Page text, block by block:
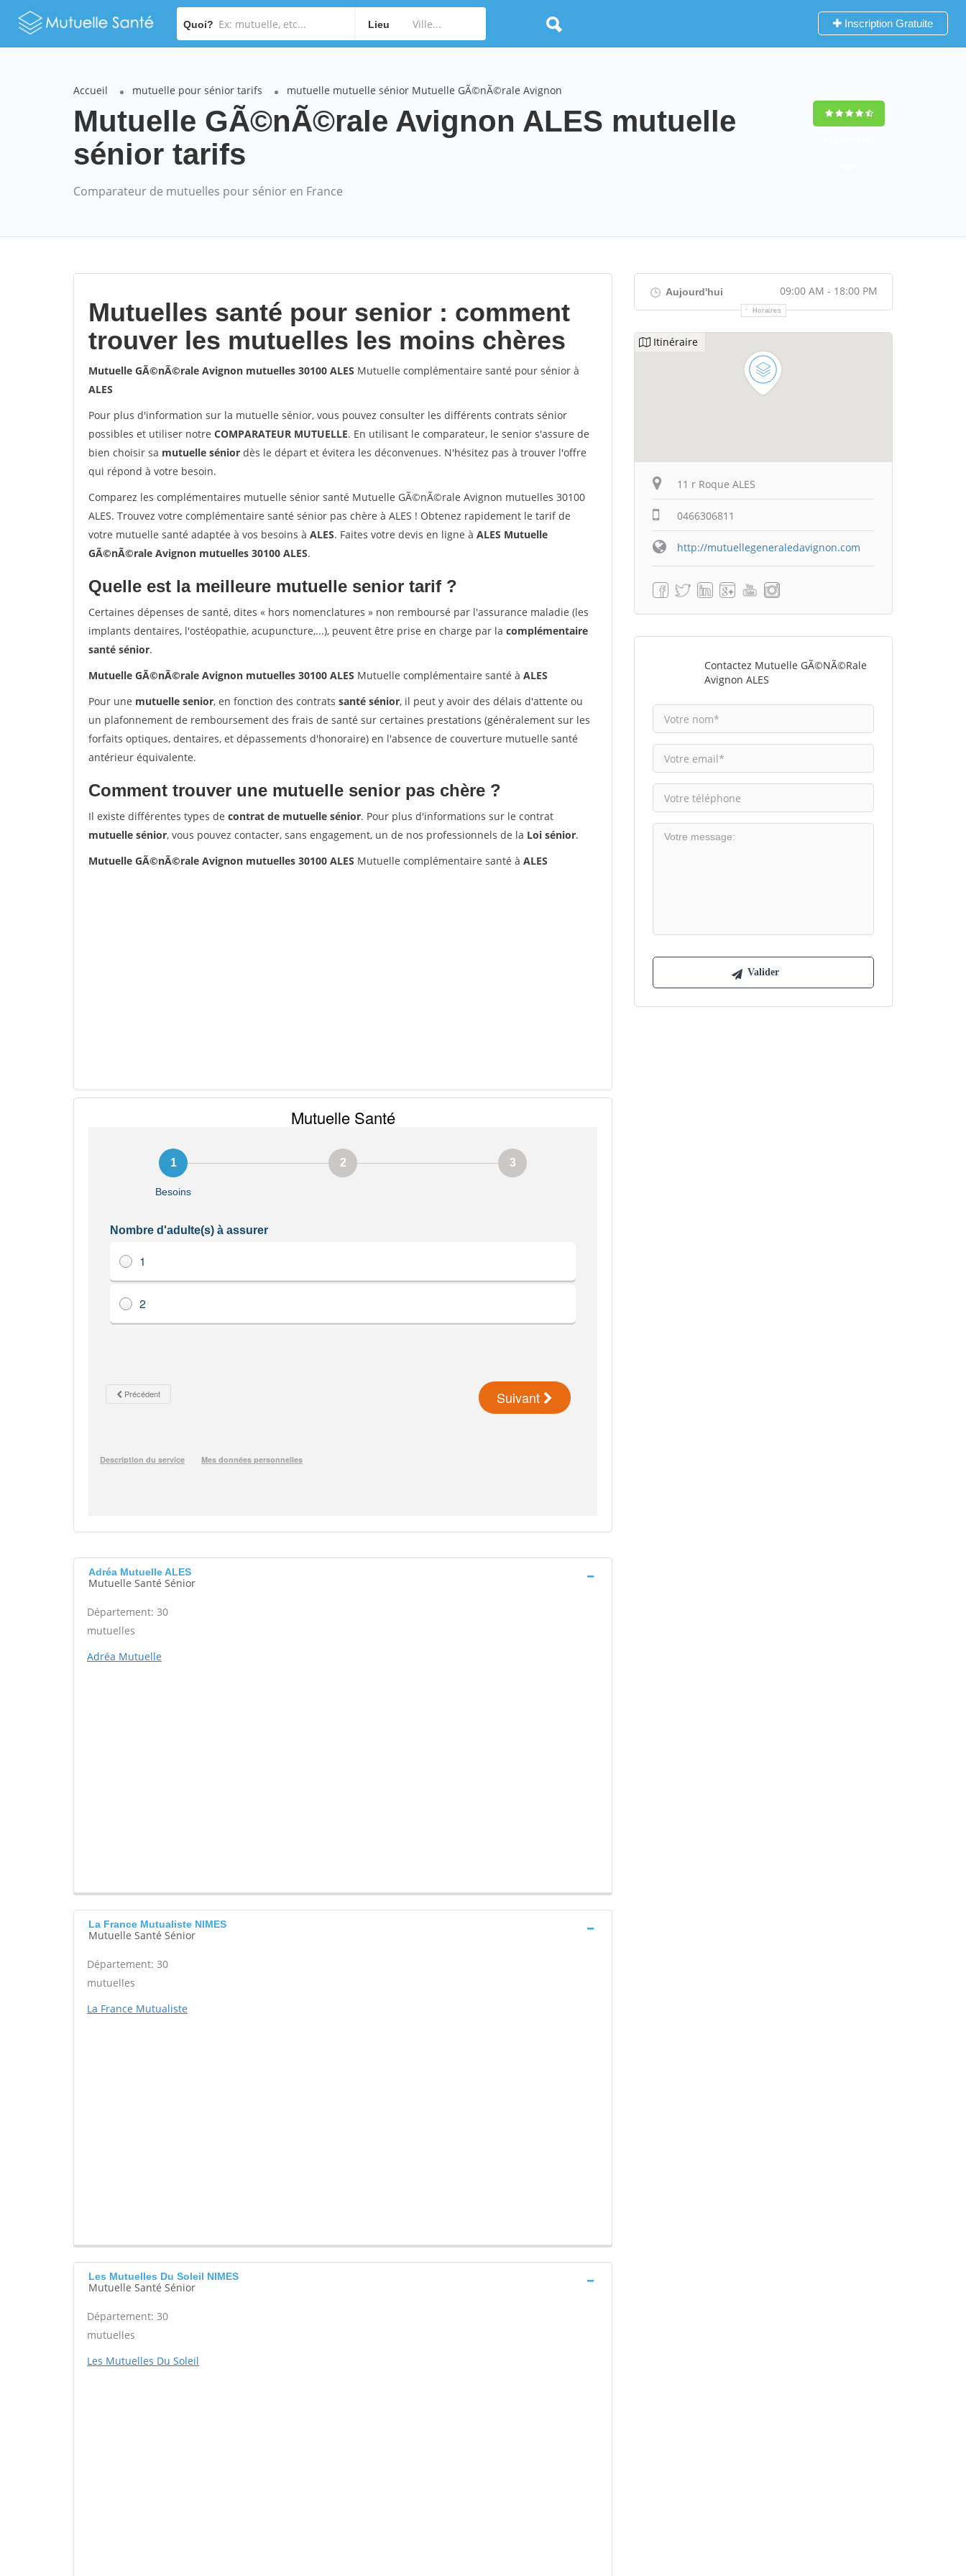
Quoi? Lieu Inscription Gratuite
Accueil mutuelle pour sénior tarifs mutuelle mutuelle sénior Mutuelle GÃ©nÃ©rale Avignon
Mutuelle GÃ©nÃ©rale Avignon ALES mutuelle
sénior tarifs
Comparateur de mutuelles pour sénior en France
Mutuelles santé pour senior : comment
trouver les mutuelles les moins chères
Mutuelle GÃ©nÃ©rale Avignon mutuelles 30100 ALES Mutuelle complémentaire santé pour sénior à
ALES
Pour plus d'information sur la mutuelle sénior, vous pouvez consulter les différents contrats sénior
possibles et utiliser notre COMPARATEUR MUTUELLE. En utilisant le comparateur, le senior s'assure de
bien choisir sa mutuelle sénior dès le départ et évitera les déconvenues. N'hésitez pas à trouver l'offre
qui répond à votre besoin.
Comparez les complémentaires mutuelle sénior santé Mutuelle GÃ©nÃ©rale Avignon mutuelles 30100
ALES. Trouvez votre complémentaire santé sénior pas chère à ALES ! Obtenez rapidement le tarif de
votre mutuelle santé adaptée à vos besoins à ALES. Faites votre devis en ligne à ALES Mutuelle
GÃ©nÃ©rale Avignon mutuelles 30100 ALES.
Quelle est la meilleure mutuelle senior tarif ?
Certaines dépenses de santé, dites « hors nomenclatures » non remboursé par l'assurance maladie (les
implants dentaires, l'ostéopathie, acupuncture,...), peuvent être prise en charge par la complémentaire
santé sénior.
Mutuelle GÃ©nÃ©rale Avignon mutuelles 30100 ALES Mutuelle complémentaire santé à ALES
Pour une mutuelle senior, en fonction des contrats santé sénior, il peut y avoir des délais d'attente ou
un plafonnement de remboursement des frais de santé sur certaines prestations (généralement sur les
forfaits optiques, dentaires, et dépassements d'honoraire) en l'absence de couverture mutuelle santé
antérieur équivalente.
Comment trouver une mutuelle senior pas chère ?
Il existe différentes types de contrat de mutuelle sénior. Pour plus d'informations sur le contrat
mutuelle sénior, vous pouvez contacter, sans engagement, un de nos professionnels de la Loi sénior.
Mutuelle GÃ©nÃ©rale Avignon mutuelles 30100 ALES Mutuelle complémentaire santé à ALES
Adréa Mutuelle ALES
Mutuelle Santé Sénior
Département: 30
mutuelles
Adréa Mutuelle
La France Mutualiste NIMES
Mutuelle Santé Sénior
Département: 30
mutuelles
La France Mutualiste
Les Mutuelles Du Soleil NIMES
Mutuelle Santé Sénior
Département: 30
mutuelles
Les Mutuelles Du Soleil
Aujourd'hui 09:00 AM - 18:00 PM
Horaires
Itinéraire
11 r Roque ALES
0466306811
http://mutuellegeneraledavignon.com
Contactez Mutuelle GÃ©nÃ©rale
Avignon ALES